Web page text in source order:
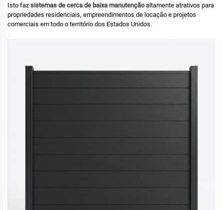
Isto faz sistemas de cerca de baixa manutençãoaltamente atrativos para
propriedades residenciais, empreendimentos de locação e projetos
comerciais em todo o território dos Estados Unidos.